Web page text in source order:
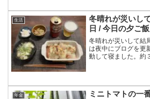
生活
冬晴れが災いし
日 / 今日の夕ご飯
冬晴れが災いして結
は夜中にブログを更
動して寝ました。約
年金
ミニトマトの一